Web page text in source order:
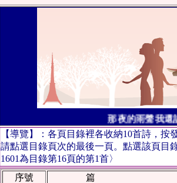
那夜的雨聲我還
【導覽】：各頁目錄裡各收納10首詩，
請點選目錄頁次的最後一頁。點選該頁目
1601為目錄第16頁的第1首〉
序號
篇